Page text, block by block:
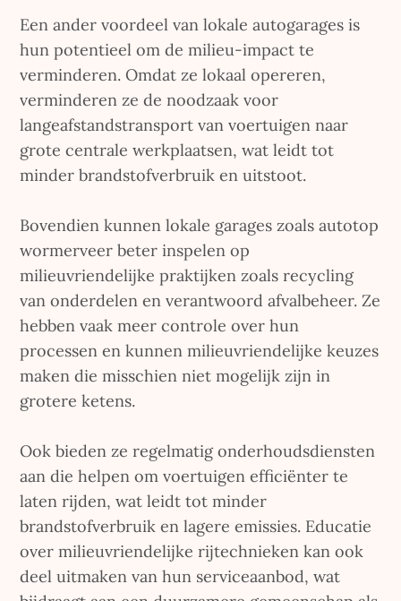
Een ander voordeel van lokale autogarages is
hun potentieel om de milieu-impact te
verminderen. Omdat ze lokaal opereren,
verminderen ze de noodzaak voor
langeafstandstransport van voertuigen naar
grote centrale werkplaatsen, wat leidt tot
minder brandstofverbruik en uitstoot.
Bovendien kunnen lokale garages zoals autotop
wormerveer beter inspelen op
milieuvriendelijke praktijken zoals recycling
van onderdelen en verantwoord afvalbeheer. Ze
hebben vaak meer controle over hun
processen en kunnen milieuvriendelijke keuzes
maken die misschien niet mogelijk zijn in
grotere ketens.
Ook bieden ze regelmatig onderhoudsdiensten
aan die helpen om voertuigen efficiënter te
laten rijden, wat leidt tot minder
brandstofverbruik en lagere emissies. Educatie
over milieuvriendelijke rijtechnieken kan ook
deel uitmaken van hun serviceaanbod, wat